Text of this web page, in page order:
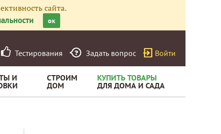
сайта.
ок
Тестирования Задать вопрос Войти
И
СТРОИМ
ДОМ
КУПИТЬ ТОВАРЫ
ДЛЯ ДОМА И САДА